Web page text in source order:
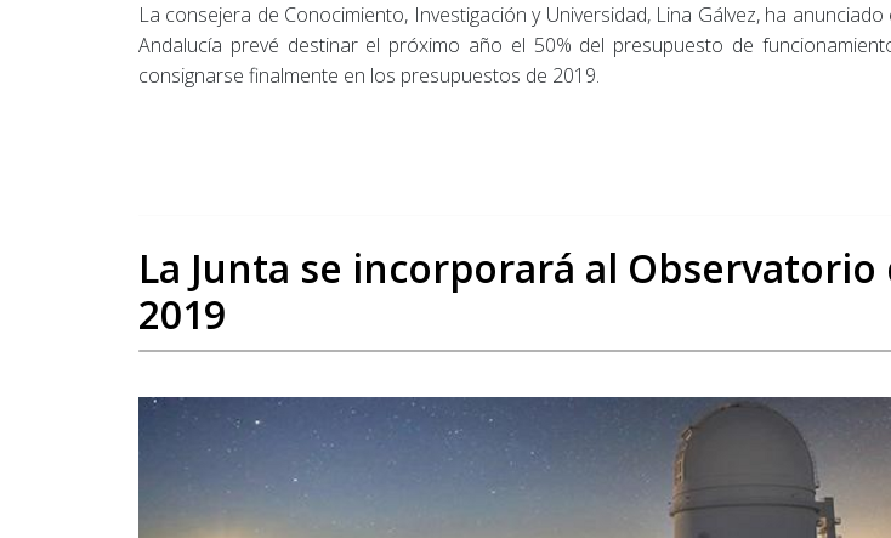
La consejera de Conocimiento, Investigación y Universidad, Lina Gálvez, ha
Andalucía prevé destinar el próximo año el 50% del presupuesto de
consignarse finalmente en los presupuestos de 2019.
La Junta se incorporará al
2019